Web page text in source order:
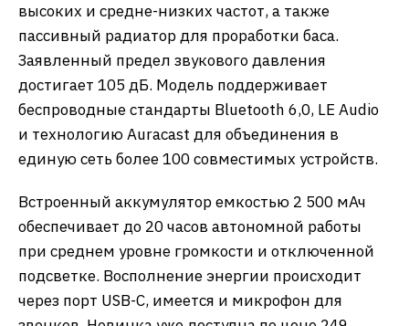
высоких и средне-низких частот, а также
пассивный радиатор для проработки баса.
Заявленный предел звукового давления
достигает 105 дБ. Модель поддерживает
беспроводные стандарты Bluetooth 6,0, LE Audio
и технологию Auracast для объединения в
единую сеть более 100 совместимых устройств.
Встроенный аккумулятор емкостью 2 500 мАч
обеспечивает до 20 часов автономной работы
при среднем уровне громкости и отключенной
подсветке. Восполнение энергии происходит
через порт USB-C, имеется и микрофон для